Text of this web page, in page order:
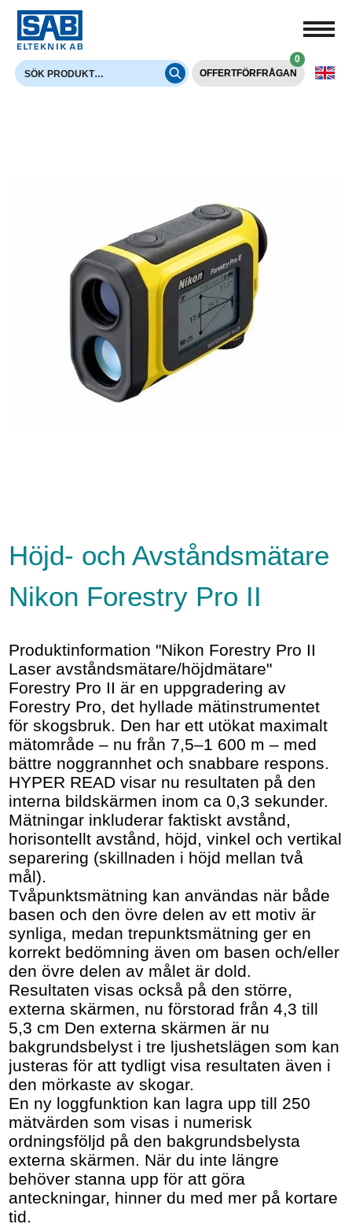
OFFERTFÖRFRÅGAN
0
Höjd- och Avståndsmätare
Nikon Forestry Pro II
Produktinformation "Nikon Forestry Pro II
Laser avståndsmätare/höjdmätare"
Forestry Pro II är en uppgradering av
Forestry Pro, det hyllade mätinstrumentet
för skogsbruk. Den har ett utökat maximalt
mätområde – nu från 7,5–1 600 m – med
bättre noggrannhet och snabbare respons.
HYPER READ visar nu resultaten på den
interna bildskärmen inom ca 0,3 sekunder.
Mätningar inkluderar faktiskt avstånd,
horisontellt avstånd, höjd, vinkel och vertikal
separering (skillnaden i höjd mellan två
mål).
Tvåpunktsmätning kan användas när både
basen och den övre delen av ett motiv är
synliga, medan trepunktsmätning ger en
korrekt bedömning även om basen och/eller
den övre delen av målet är dold.
Resultaten visas också på den större,
externa skärmen, nu förstorad från 4,3 till
5,3 cm Den externa skärmen är nu
bakgrundsbelyst i tre ljushetslägen som kan
justeras för att tydligt visa resultaten även i
den mörkaste av skogar.
En ny loggfunktion kan lagra upp till 250
mätvärden som visas i numerisk
ordningsföljd på den bakgrundsbelysta
externa skärmen. När du inte längre
behöver stanna upp för att göra
anteckningar, hinner du med mer på kortare
tid.